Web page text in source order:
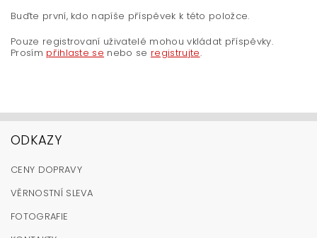
Buďte první, kdo napíše příspěvek k této položce.
Pouze registrovaní uživatelé mohou vkládat příspěvky.
Prosím přihlaste se nebo se registrujte.
ODKAZY
CENY DOPRAVY
VĚRNOSTNÍ SLEVA
FOTOGRAFIE